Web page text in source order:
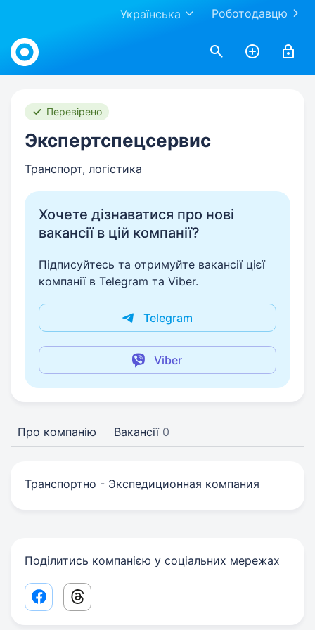
Роботодавцю
Українська
Work.ua
Перевірено
Экспертспецсервис
Транспорт, логістика
Хочете дізнаватися про нові
вакансії в цій компанії?
Підписуйтесь та отримуйте вакансії цієї
компанії в Telegram та Viber.
Telegram
Viber
Про компанію Вакансії 0
Транспортно - Экспедиционная компания
Поділитись компанією у соціальних мережах
Facebook share link
Threads share link